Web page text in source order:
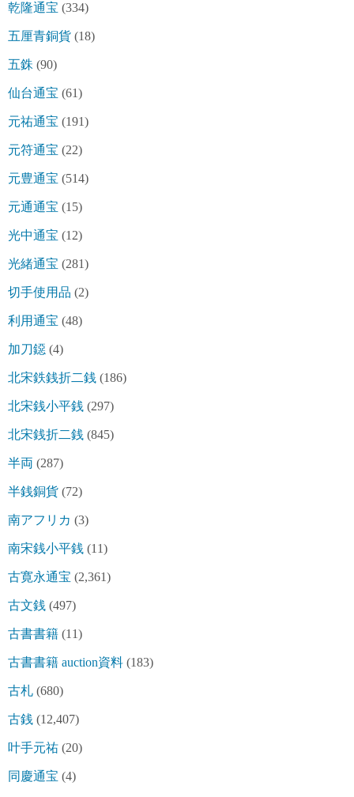
乾隆通宝 (334)
五厘青銅貨 (18)
五銖 (90)
仙台通宝 (61)
元祐通宝 (191)
元符通宝 (22)
元豊通宝 (514)
元通通宝 (15)
光中通宝 (12)
光緒通宝 (281)
切手使用品 (2)
利用通宝 (48)
加刀鐚 (4)
北宋鉄銭折二銭 (186)
北宋銭小平銭 (297)
北宋銭折二銭 (845)
半両 (287)
半銭銅貨 (72)
南アフリカ (3)
南宋銭小平銭 (11)
古寛永通宝 (2,361)
古文銭 (497)
古書書籍 (11)
古書書籍 auction資料 (183)
古札 (680)
古銭 (12,407)
叶手元祐 (20)
同慶通宝 (4)